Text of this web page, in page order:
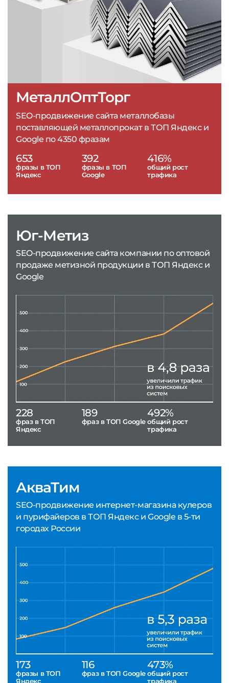
МеталлОптТорг
SEO-продвижение сайта металлобазы
поставляющей металлопрокат в ТОП Яндекс и
Google по 4350 фразам
653
фразы в ТОП
Яндекс
392
фразы в ТОП
Google
416%
общий рост
трафика
АкваТим
SEO-продвижение интернет-магазина кулеров
и пурифайеров в ТОП Яндекс и Google в 5-ти
городах России
173
фразы в ТОП
Яндекс
116
фраз в ТОП Google
473%
общий рост
трафика
Юг-Метиз
SEO-продвижение сайта компании по оптовой
продаже метизной продукции в ТОП Яндекс и
Google
228
фраз в ТОП
Яндекс
189
фраз в ТОП Google
492%
общий рост
трафика